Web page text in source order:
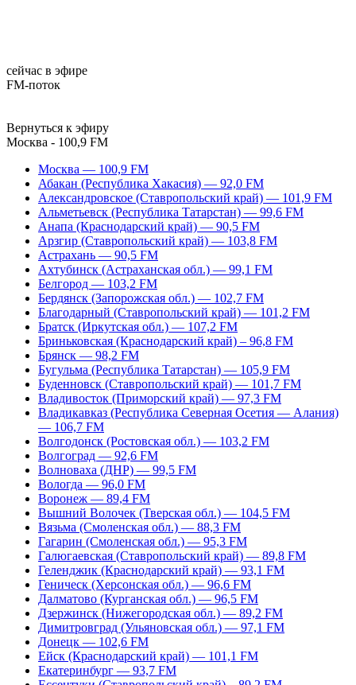
сейчас в эфире
FM-поток
Вернуться к эфиру
Москва - 100,9 FM
Москва — 100,9 FM
Абакан (Республика Хакасия) — 92,0 FM
Александровское (Ставропольский край) — 101,9 FM
Альметьевск (Республика Татарстан) — 99,6 FM
Анапа (Краснодарский край) — 90,5 FM
Арзгир (Ставропольский край) — 103,8 FM
Астрахань — 90,5 FM
Ахтубинск (Астраханская обл.) — 99,1 FM
Белгород — 103,2 FM
Бердянск (Запорожская обл.) — 102,7 FM
Благодарный (Ставропольский край) — 101,2 FM
Братск (Иркутская обл.) — 107,2 FM
Бриньковская (Краснодарский край) – 96,8 FM
Брянск — 98,2 FM
Бугульма (Республика Татарстан) — 105,9 FM
Буденновск (Ставропольский край) — 101,7 FM
Владивосток (Приморский край) — 97,3 FM
Владикавказ (Республика Северная Осетия — Алания)
— 106,7 FM
Волгодонск (Ростовская обл.) — 103,2 FM
Волгоград — 92,6 FM
Волноваха (ДНР) — 99,5 FM
Вологда — 96,0 FM
Воронеж — 89,4 FM
Вышний Волочек (Тверская обл.) — 104,5 FM
Вязьма (Смоленская обл.) — 88,3 FM
Гагарин (Смоленская обл.) — 95,3 FM
Галюгаевская (Ставропольский край) — 89,8 FM
Геленджик (Краснодарский край) — 93,1 FM
Геническ (Херсонская обл.) — 96,6 FM
Далматово (Курганская обл.) — 96,5 FM
Дзержинск (Нижегородская обл.) — 89,2 FM
Димитровград (Ульяновская обл.) — 97,1 FM
Донецк — 102,6 FM
Ейск (Краснодарский край) — 101,1 FM
Екатеринбург — 93,7 FM